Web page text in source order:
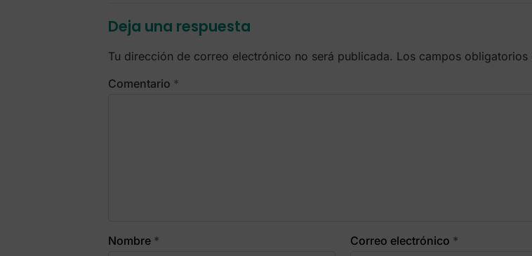
Deja una respuesta
Tu dirección de correo electrónico no será publicada. Los campos obligatorios
Comentario *
Nombre * Correo electrónico *